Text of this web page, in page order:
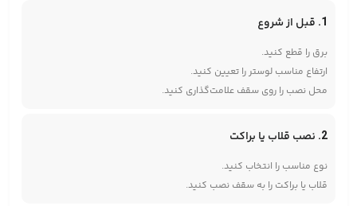
1. قبل از شروع
برق را قطع کنید.
ارتفاع مناسب لوستر را تعیین کنید.
محل نصب را روی سقف علامت‌گذاری کنید.
2. نصب قلاب یا براکت
نوع مناسب را انتخاب کنید.
قلاب یا براکت را به سقف نصب کنید.